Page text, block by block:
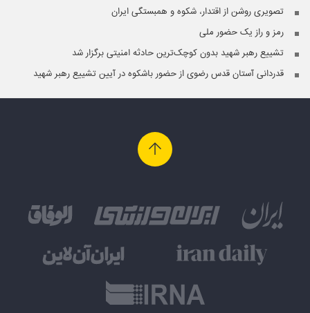
تصویری روشن از اقتدار، شکوه و همبستگی ایران
رمز و راز یک حضور ملی
تشییع رهبر شهید بدون کوچک‌ترین حادثه امنیتی برگزار شد
قدردانی آستان قدس رضوی از حضور باشکوه در آیین تشییع رهبر شهید